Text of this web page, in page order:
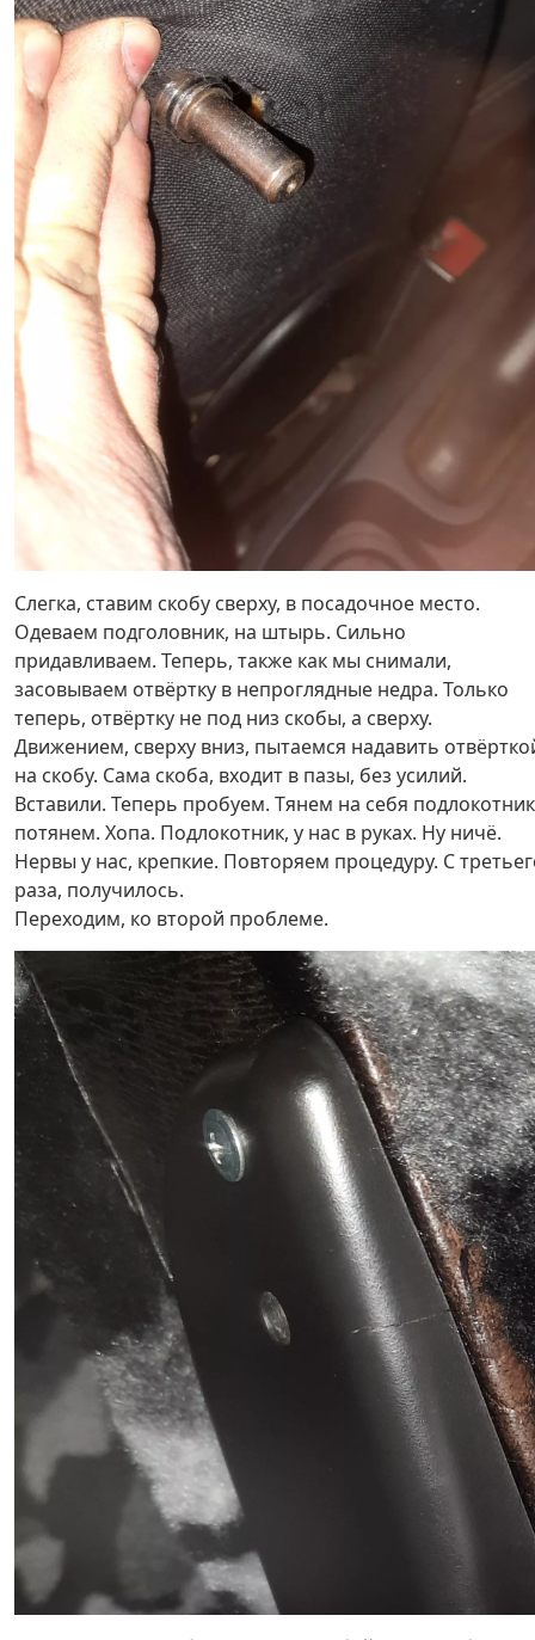
Слегка, ставим скобу сверху, в посадочное место.
Одеваем подголовник, на штырь. Сильно
придавливаем. Теперь, также как мы снимали,
засовываем отвёртку в непроглядные недра. Только
теперь, отвёртку не под низ скобы, а сверху.
Движением, сверху вниз, пытаемся надавить
на скобу. Сама скоба, входит в пазы, без усилий.
Вставили. Теперь пробуем. Тянем на себя
потянем. Хопа. Подлокотник, у нас в руках. Ну ничё.
Нервы у нас, крепкие. Повторяем процедуру. С
раза, получилось.
Переходим, ко второй проблеме.